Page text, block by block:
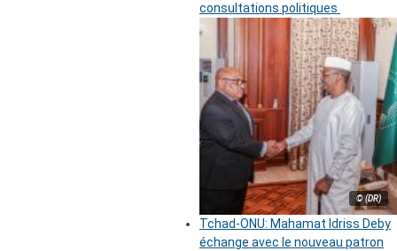
consultations politiques
© (DR)
Tchad-ONU: Mahamat Idriss Deby
échange avec le nouveau patron